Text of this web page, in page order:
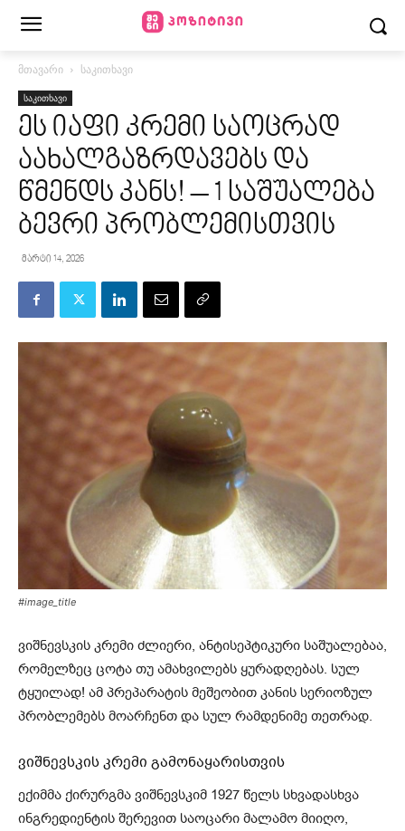
მთავარი საკითხავი
საკითხავი
ეს იაფი კრემი საოცრად
აახალგაზრდავებს და
წმენდს კანს! – 1 საშუალება
ბევრი პრობლემისთვის
მარტი 14, 2026
#image_title
ვიშნევსკის კრემი ძლიერი, ანტისეპტიკური საშუალებაა,
რომელზეც ცოტა თუ ამახვილებს ყურადღებას. სულ
ტყუილად! ამ პრეპარატის მეშეობით კანის სერიოზულ
პრობლემებს მოარჩენთ და სულ რამდენიმე თეთრად.
ვიშნევსკის კრემი გამონაყარისთვის
ექიმმა ქირურგმა ვიშნევსკიმ 1927 წელს სხვადასხვა
ინგრედიენტის შერევით საოცარი მალამო მიიღო,